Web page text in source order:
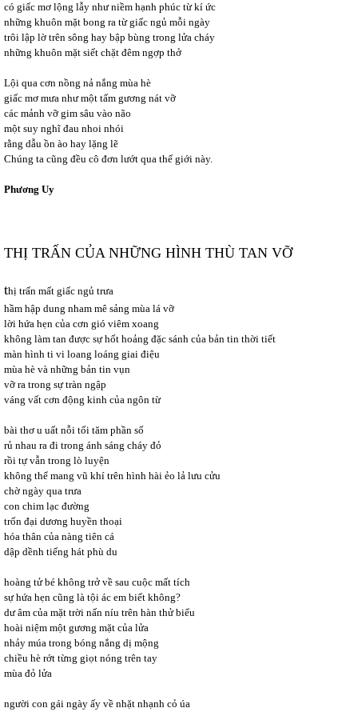
có giấc mơ lộng lẫy như niềm hạnh phúc từ kí ức
những khuôn mặt bong ra từ giấc ngủ mỗi ngày
trôi lập lờ trên sông hay bập bùng trong lửa cháy
những khuôn mặt siết chặt đêm ngợp thở
Lội qua cơn nồng nả nắng mùa hè
giấc mơ mưa như một tấm gương nát vỡ
các mảnh vỡ gim sâu vào não
một suy nghĩ đau nhoi nhói
rằng dẫu ồn ào hay lặng lẽ
Chúng ta cũng đều cô đơn lướt qua thế giới này.
Phương Uy
THỊ TRẤN CỦA NHỮNG HÌNH THÙ TAN VỠ
thị trấn mất giấc ngủ trưa
hầm hập dung nham mê sảng mùa lá vỡ
lời hứa hẹn của cơn gió viêm xoang
không làm tan được sự hốt hoảng đặc sánh của bản tin thời tiết
màn hình ti vi loang loáng giai điệu
mùa hè và những bản tin vụn
vỡ ra trong sự tràn ngập
váng vất cơn động kinh của ngôn từ
bài thơ u uất nỗi tối tăm phần số
rủ nhau ra đi trong ánh sáng cháy đỏ
rồi tự vẫn trong lò luyện
không thể mang vũ khí trên hình hài ẻo lả lưu cửu
chờ ngày qua trưa
con chim lạc đường
trốn đại dương huyền thoại
hóa thân của nàng tiên cá
dập dềnh tiếng hát phù du
hoàng tử bé không trở về sau cuộc mất tích
sự hứa hẹn cũng là tội ác em biết không?
dư âm của mặt trời nấn níu trên hàn thử biểu
hoài niệm một gương mặt của lửa
nhảy múa trong bóng nắng dị mộng
chiều hè rớt từng giọt nóng trên tay
mùa đỏ lửa
người con gái ngày ấy về nhặt nhạnh cỏ úa